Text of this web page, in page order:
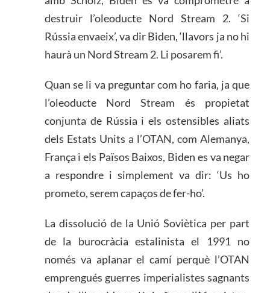
destruir l’oleoducte Nord Stream 2. ‘Si
Rússia envaeix’, va dir Biden, ‘llavors ja no hi
haurà un Nord Stream 2. Li posarem fi’.
Quan se li va preguntar com ho faria, ja que
l’oleoducte Nord Stream és propietat
conjunta de Rússia i els ostensibles aliats
dels Estats Units a l’OTAN, com Alemanya,
França i els Països Baixos, Biden es va negar
a respondre i simplement va dir: ‘Us ho
prometo, serem capaços de fer-ho’.
La dissolució de la Unió Soviètica per part
de la burocràcia estalinista el 1991 no
només va aplanar el camí perquè l’OTAN
emprengués guerres imperialistes sagnants